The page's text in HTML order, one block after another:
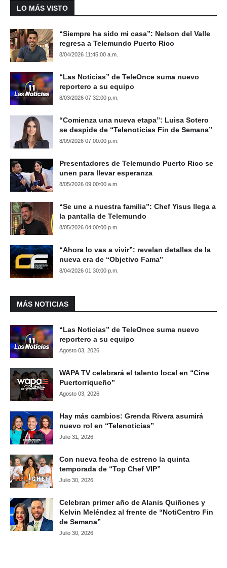
LO MÁS VISTO
“Siempre ha sido mi casa”: Nelson del Valle
regresa a Telemundo Puerto Rico
8/04/2026 11:45:00 a.m.
“Las Noticias” de TeleOnce suma nuevo
reportero a su equipo
8/03/2026 07:32:00 p.m.
“Comienza una nueva etapa”: Luisa Sotero
se despide de “Telenoticias Fin de Semana”
8/09/2026 07:00:00 p.m.
Presentadores de Telemundo Puerto Rico se
unen para llevar esperanza
8/05/2026 09:00:00 a.m.
“Se une a nuestra familia”: Chef Yisus llega a
la pantalla de Telemundo
8/05/2026 04:00:00 p.m.
“Ahora lo vas a vivir”: revelan detalles de la
nueva era de “Objetivo Fama”
8/04/2026 01:30:00 p.m.
MÁS NOTICIAS
“Las Noticias” de TeleOnce suma nuevo
reportero a su equipo
Agosto 03, 2026
WAPA TV celebrará el talento local en “Cine
Puertorriqueño”
Agosto 03, 2026
Hay más cambios: Grenda Rivera asumirá
nuevo rol en “Telenoticias”
Julio 31, 2026
Con nueva fecha de estreno la quinta
temporada de “Top Chef VIP”
Julio 30, 2026
Celebran primer año de Alanis Quiñones y
Kelvin Meléndez al frente de “NotiCentro Fin
de Semana”
Julio 30, 2026